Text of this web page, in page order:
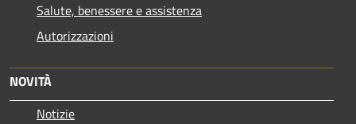
Salute, benessere e assistenza
Autorizzazioni
NOVITÀ
Notizie